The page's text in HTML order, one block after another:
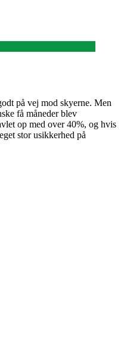
på vej mod skyerne. Men
få måneder blev
op med over 40%, og hvis
stor usikkerhed på